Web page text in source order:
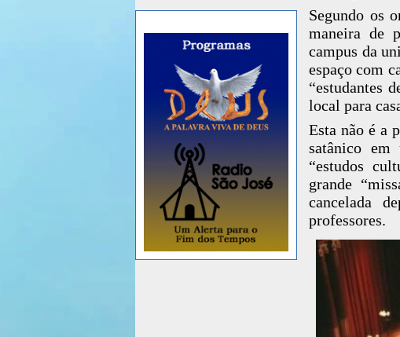
Segundo os
maneira de
campus da
espaço com
“estudantes
local para
Esta não é a
satânico
“estudos
grande
cancelada
professores.